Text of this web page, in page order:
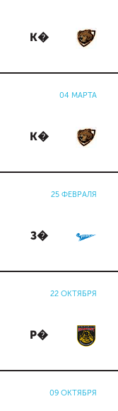
К�
04 МАРТА
К�
25 ФЕВРАЛЯ
З�
22 ОКТЯБРЯ
Р�
09 ОКТЯБРЯ